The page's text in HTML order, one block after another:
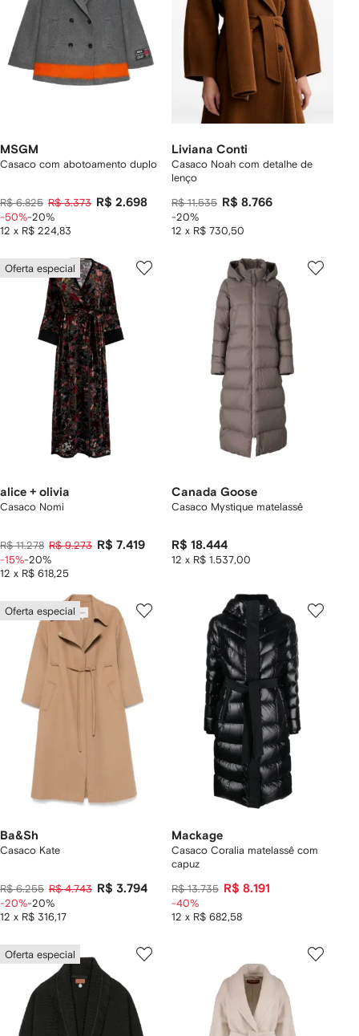
MSGM
Casaco com abotoamento duplo
R$ 6.825 R$ 3.373 R$ 2.698
12 x R$ 224,83
-50%-20%
Liviana Conti
Casaco Noah com detalhe de
lenço
R$ 11.535 R$ 8.766
12 x R$ 730,50
-20%
Oferta especial
alice + olivia
Casaco Nomi
R$ 11.278 R$ 9.273 R$ 7.419
12 x R$ 618,25
-15%-20%
Canada Goose
Casaco Mystique matelassê
R$ 18.444
12 x R$ 1.537,00
Oferta especial
Ba&Sh
Casaco Kate
R$ 6.255 R$ 4.743 R$ 3.794
12 x R$ 316,17
-20%-20%
Mackage
Casaco Coralia matelassê com
capuz
R$ 13.735 R$ 8.191
12 x R$ 682,58
-40%
Oferta especial